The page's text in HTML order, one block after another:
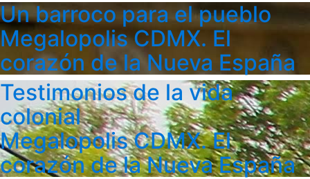
Un barroco para el pueblo
Megalopolis CDMX. El
corazón de la Nueva España
Testimonios de la vida
colonial
Megalopolis CDMX. El
corazón de la Nueva España